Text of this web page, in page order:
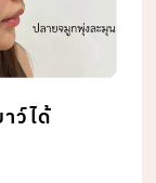
ว์ได้